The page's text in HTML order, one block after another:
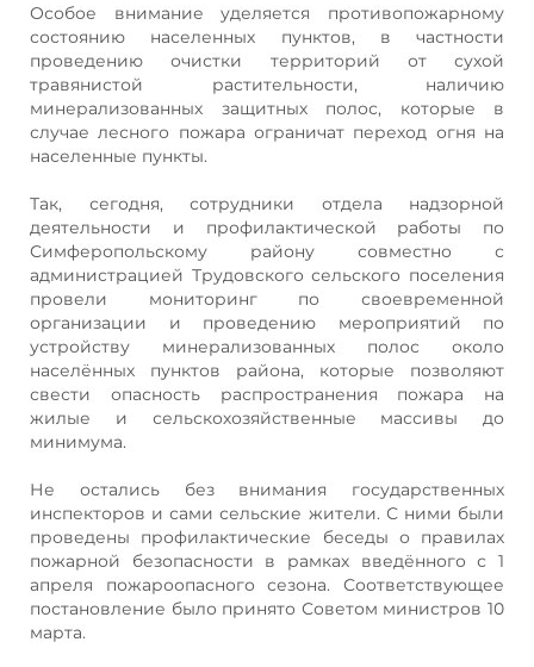
Особое внимание уделяется противопожарному
состоянию населенных пунктов, в частности
проведению очистки территорий от сухой
травянистой растительности, наличию
минерализованных защитных полос, которые в
случае лесного пожара ограничат переход огня на
населенные пункты.
Так, сегодня, сотрудники отдела надзорной
деятельности и профилактической работы по
Симферопольскому району совместно с
администрацией Трудовского сельского поселения
провели мониторинг по своевременной
организации и проведению мероприятий по
устройству минерализованных полос около
населённых пунктов района, которые позволяют
свести опасность распространения пожара на
жилые и сельскохозяйственные массивы до
минимума.
Не остались без внимания государственных
инспекторов и сами сельские жители. С ними были
проведены профилактические беседы о правилах
пожарной безопасности в рамках введённого с 1
апреля пожароопасного сезона. Соответствующее
постановление было принято Советом министров 10
марта.